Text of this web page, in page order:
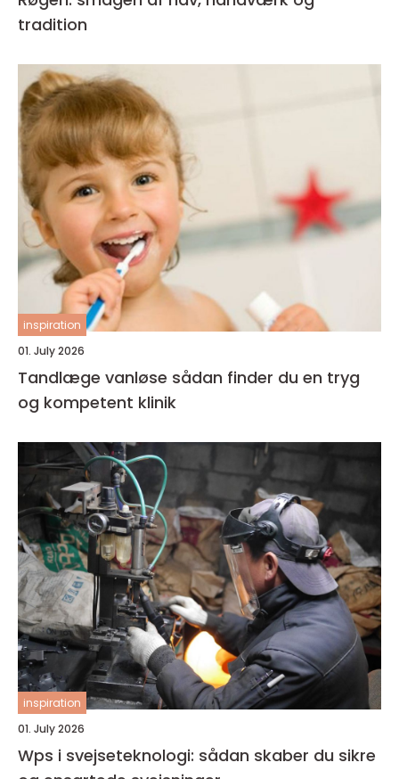
tradition
inspiration
01. July 2026
Tandlæge vanløse sådan finder du en tryg
og kompetent klinik
inspiration
01. July 2026
Wps i svejseteknologi: sådan skaber du sikre